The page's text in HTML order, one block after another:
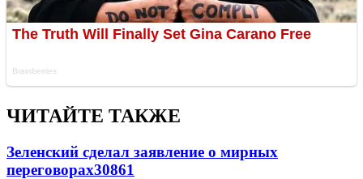
ЧИТАЙТЕ ТАКЖЕ
Зеленский сделал заявление о мирных
переговорах30861